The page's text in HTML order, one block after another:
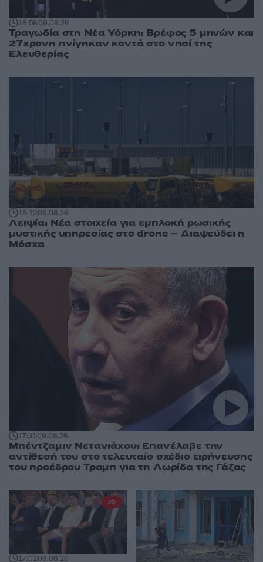
18:5609.08.26
Τραγωδία στη Νέα Υόρκη: Βρέφος 5 μηνών και
27χρονη πνίγηκαν κοντά στο νησί της
Ελευθερίας
18:1209.08.26
Λειψία: Νέα στοιχεία για εμπλοκή ρωσικής
μυστικής υπηρεσίας στο drone – Διαψεύδει η
Μόσχα
17:3109.08.26
Μπέντζαμιν Νετανιάχου: Επανέλαβε την
αντίθεσή του στο τελευταίο σχέδιο ειρήνευσης
του προέδρου Τραμπ για τη Λωρίδα της Γάζας
17:0109.08.26
70